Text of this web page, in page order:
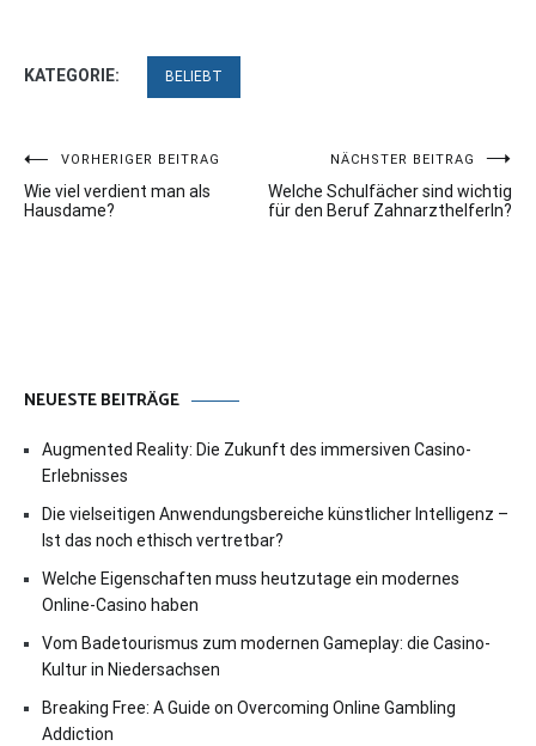
KATEGORIE: BELIEBT
Beitragsnavigation
VORHERIGER BEITRAG
Wie viel verdient man als
Hausdame?
NÄCHSTER BEITRAG
Welche Schulfächer sind wichtig
für den Beruf ZahnarzthelferIn?
NEUESTE BEITRÄGE
Augmented Reality: Die Zukunft des immersiven Casino-
Erlebnisses
Die vielseitigen Anwendungsbereiche künstlicher Intelligenz –
Ist das noch ethisch vertretbar?
Welche Eigenschaften muss heutzutage ein modernes
Online-Casino haben
Vom Badetourismus zum modernen Gameplay: die Casino-
Kultur in Niedersachsen
Breaking Free: A Guide on Overcoming Online Gambling
Addiction